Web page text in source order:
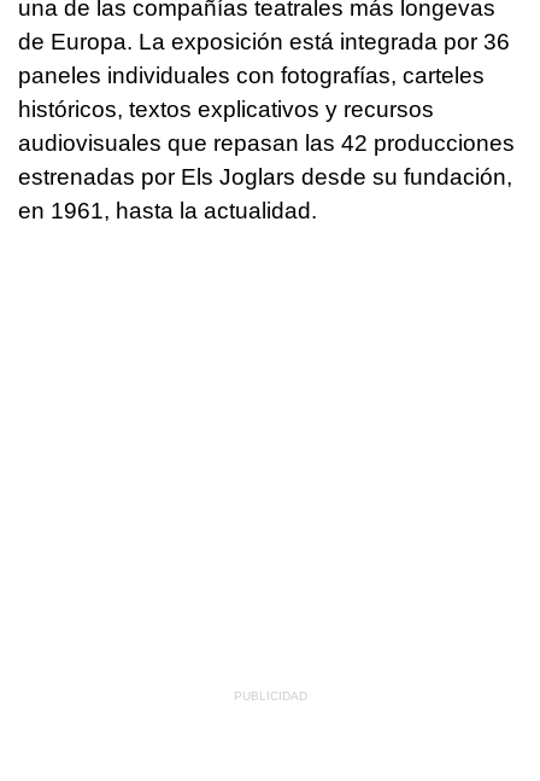
una de las compañías teatrales más longevas
de Europa. La exposición está integrada por 36
paneles individuales con fotografías, carteles
históricos, textos explicativos y recursos
audiovisuales que repasan las 42 producciones
estrenadas por Els Joglars desde su fundación,
en 1961, hasta la actualidad.